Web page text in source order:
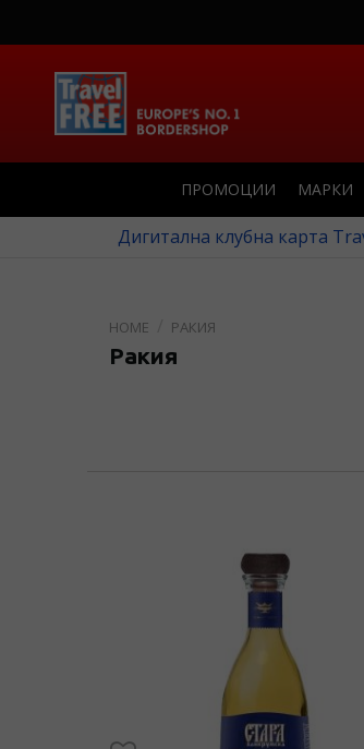
ПРОМОЦИИ МАРКИ
Дигитална клубна карта
РАКИЯ
Ракия